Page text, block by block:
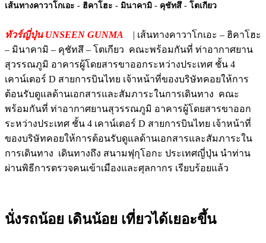
เส้นทางคาวาโกเอะ - ฮิคาโฮะ - มินาคามิ - คุชัทสึ - โตเกียว
ทัวร์ญี่ปุ่น UNSEEN GUNMA | เส้นทางคาวาโกเอะ – ฮิคาโฮะ
– มินาคามิ – คุชัทสึ – โตเกียว คณะพร้อมกันที่ ท่าอากาศยาน
สุวรรณภูมิ อาคารผู้โดยสารขาออกระหว่างประเทศ ชั้น 4
เคาน์เตอร์ D สายการบินไทย เจ้าหน้าที่ของบริษัทคอยให้การ
ต้อนรับดูแลด้านเอกสารและสัมภาระในการเดินทาง คณะ
พร้อมกันที่ ท่าอากาศยานสุวรรณภูมิ อาคารผู้โดยสารขาออก
ระหว่างประเทศ ชั้น 4 เคาน์เตอร์ D สายการบินไทย เจ้าหน้าที่
ของบริษัทคอยให้การต้อนรับดูแลด้านเอกสารและสัมภาระใน
การเดินทาง เดินทางถึง สนามฟุกุโอกะ ประเทศญี่ปุ่น นำท่าน
ผ่านพิธีการตรวจคนเข้าเมืองและศุลกากร เรียบร้อยแล้ว
นั่งรถน้อย เดินน้อย เที่ยวได้เยอะขึ้น